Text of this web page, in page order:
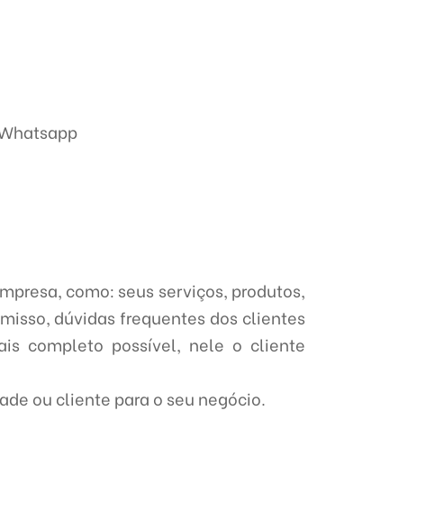
como: seus serviços, produtos,
dúvidas frequentes dos clientes
completo possível, nele o cliente
ou cliente para o seu negócio.